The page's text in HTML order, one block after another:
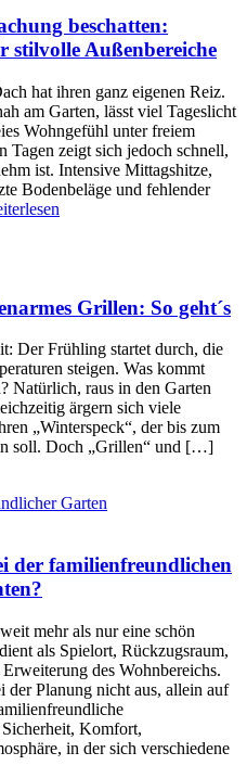
beschatten:
stilvolle Außenbereiche
hat ihren ganz eigenen Reiz.
am Garten, lässt viel Tageslicht
Wohngefühl unter freiem
Tagen zeigt sich jedoch schnell,
ist. Intensive Mittagshitze,
Bodenbeläge und fehlender
Grillen: So geht´s
Der Frühling startet durch, die
steigen. Was kommt
Natürlich, raus in den Garten
ärgern sich viele
„Winterspeck“, der bis zum
soll. Doch „Grillen“ und […]
der familienfreundlichen
mehr als nur eine schön
als Spielort, Rückzugsraum,
des Wohnbereichs.
der Planung nicht aus, allein auf
Komfort,
in der sich verschiedene